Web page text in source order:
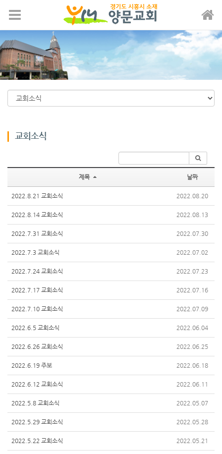
메뉴 건너뛰기
교회소식
제목 날짜
2022.8.21 교회소식 2022.08.20
2022.8.14 교회소식 2022.08.13
2022.7.31 교회소식 2022.07.30
2022.7.3 교회소식 2022.07.02
2022.7.24 교회소식 2022.07.23
2022.7.17 교회소식 2022.07.16
2022.7.10 교회소식 2022.07.09
2022.6.5 교회소식 2022.06.04
2022.6.26 교회소식 2022.06.25
2022.6.19 주보 2022.06.18
2022.6.12 교회소식 2022.06.11
2022.5.8 교회소식 2022.05.07
2022.5.29 교회소식 2022.05.28
2022.5.22 교회소식 2022.05.21